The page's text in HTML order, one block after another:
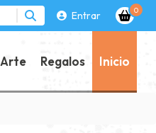
Entrar 0
Arte Regalos Inicio